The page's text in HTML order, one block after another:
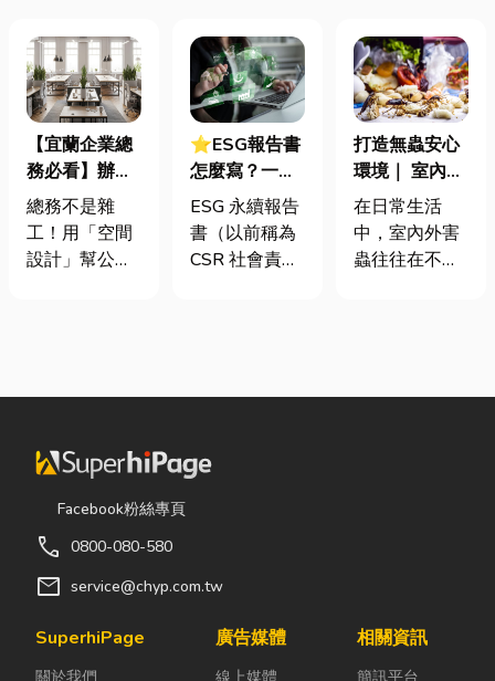
【宜蘭企業總
務必看】辦公
室如何打造高
效能職場？從
辦公桌椅、系
總務不是雜
工！用「空間
設計」幫公司
公室時，常覺
缺東西時「壞
什麼補什麼」
就好，但這種
花了大錢，卻
換來員工抱怨
辦公室空間設
⭐ESG報告書
怎麼寫？一定
要上市櫃才寫
嗎？3步驟擺
脫綠色轉型焦
ESG 永續報告
書（以前稱為
CSR 社會責任
責任（S）與
度營運成果的
表」與「永續
多中小企業主
打造無蟲安心
環境｜ 室內外
害蟲防治全攻
略
在日常生活
中，室內外害
蟲往往在不知
渣或積水，容
吸引白蟻、蛾
Facebook粉絲專頁
call 0800-080-580
mail service@chyp.com.tw
SuperhiPage
關於我們
廣告媒體
線上媒體
相關資訊
簡訊平台